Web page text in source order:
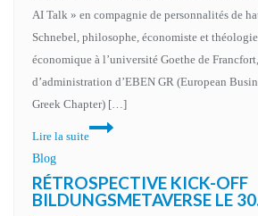
AI Talk » en compagnie de personnalités de
Schnebel, philosophe, économiste et
économique à l’université Goethe de
d’administration d’EBEN GR (European
Greek Chapter) […]
Lire la suite
Blog
RÉTROSPECTIVE KICK-OFF
BILDUNGSMETAVERSE LE